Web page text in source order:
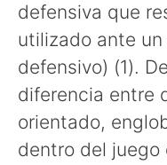
defensiva que
utilizado ante
defensivo) (1).
diferencia entre
orientado,
dentro del juego